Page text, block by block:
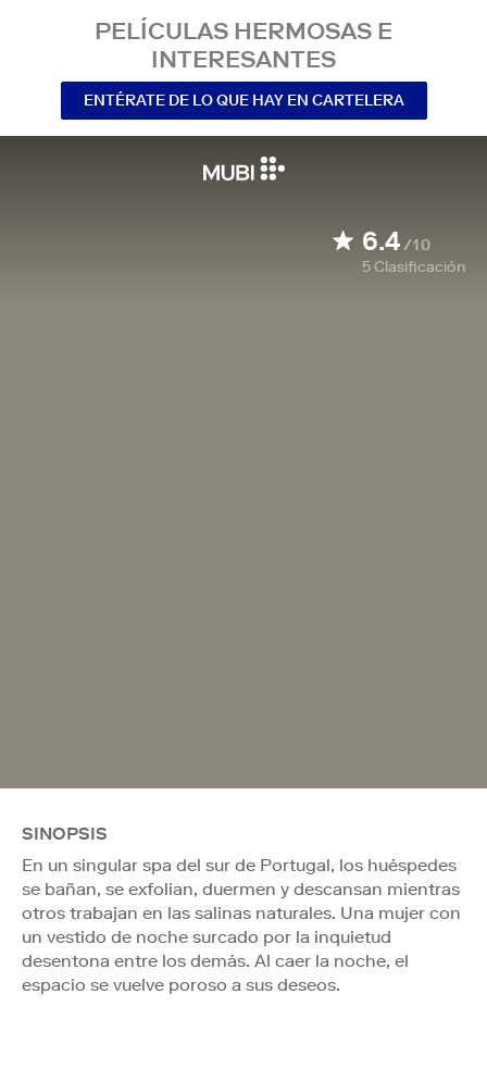
PELÍCULAS HERMOSAS E
INTERESANTES
ENTÉRATE DE LO QUE HAY EN CARTELERA
6.4/10
5Clasificación
SINOPSIS
En un singular spa del sur de Portugal, los huéspedes
se bañan, se exfolian, duermen y descansan mientras
otros trabajan en las salinas naturales. Una mujer con
un vestido de noche surcado por la inquietud
desentona entre los demás. Al caer la noche, el
espacio se vuelve poroso a sus deseos.